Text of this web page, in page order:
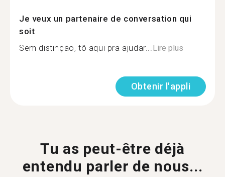
Je veux un partenaire de conversation qui
soit
Sem distinção, tô aqui pra ajudar...Lire plus
Obtenir l'appli
Tu as peut-être déjà
entendu parler de nous...